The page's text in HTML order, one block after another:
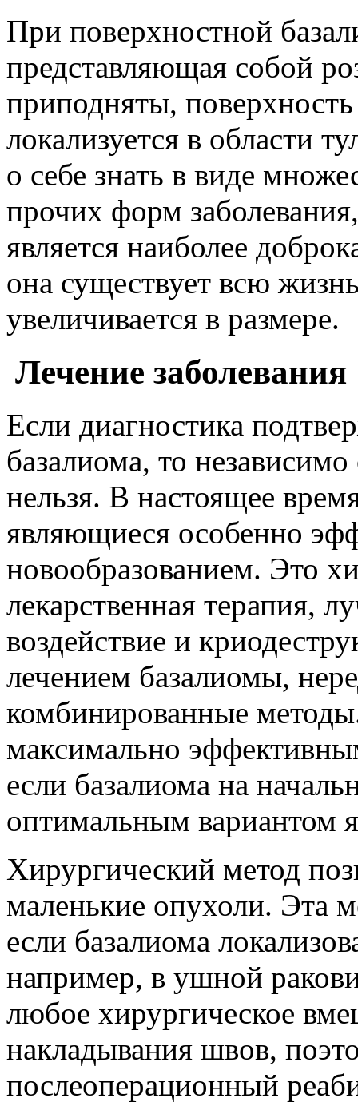
При поверхностной
представляющая собой
приподняты,
локализуется в области
о себе знать в виде
прочих форм
является наиболее
она существует всю
увеличивается в размере.
Лечение заболевания
Если диагностика
базалиома, то
нельзя. В настоящее
являющиеся особенно
новообразованием. Это
лекарственная терапия,
воздействие и
лечением базалиомы,
комбинированные
максимально
если базалиома на
оптимальным вариантом
Хирургический метод
маленькие опухоли. Эта
если базалиома
например, в ушной
любое хирургическое
накладывания швов,
послеоперационный